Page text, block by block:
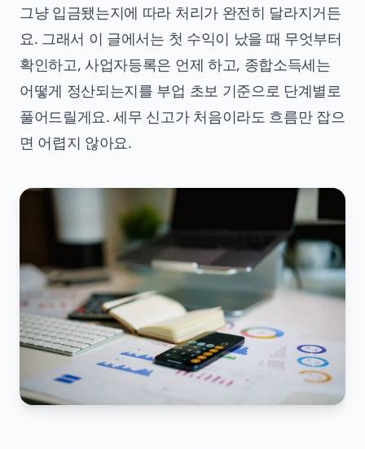
그냥 입금됐는지에 따라 처리가 완전히 달라지거든
요. 그래서 이 글에서는 첫 수익이 났을 때 무엇부터
확인하고, 사업자등록은 언제 하고, 종합소득세는
어떻게 정산되는지를 부업 초보 기준으로 단계별로
풀어드릴게요. 세무 신고가 처음이라도 흐름만 잡으
면 어렵지 않아요.